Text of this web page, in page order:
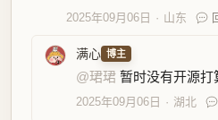
2025年09月06日 山东
满心 博主
@珺珺 暂时没有开源打
2025年09月06日 湖北